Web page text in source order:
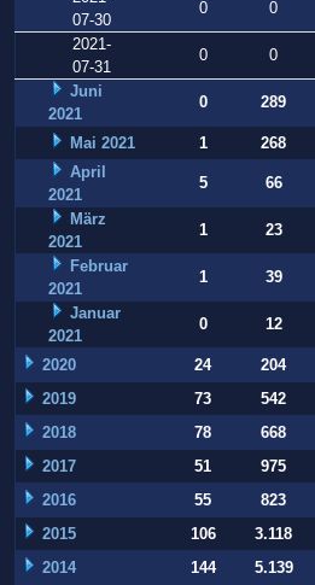
07-30
0 0
2021-
07-31
0 0
Juni
2021
0 289
Mai 2021 1 268
April
2021
5 66
März
2021
1 23
Februar
2021
1 39
Januar
2021
0 12
2020 24 204
2019
73 542
2018
78 668
2017
51 975
2016
55 823
2015
106 3.118
2014
144 5.139